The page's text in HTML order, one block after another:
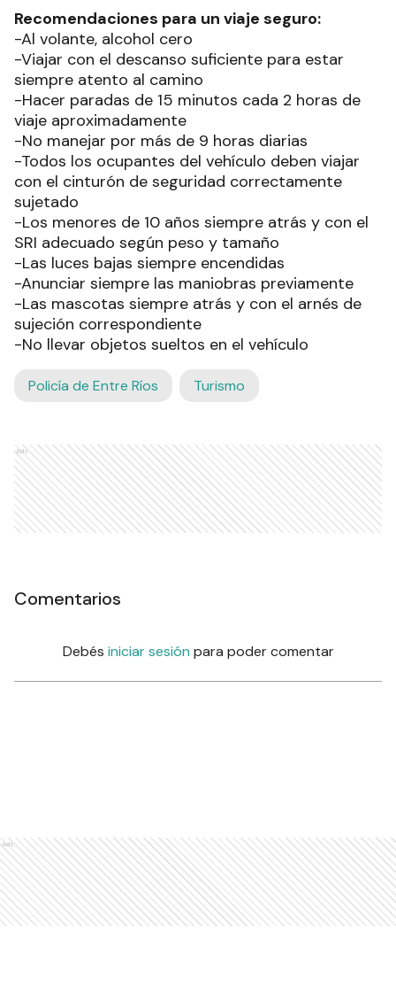
Recomendaciones para un viaje seguro:
-Al volante, alcohol cero
-Viajar con el descanso suficiente para estar
siempre atento al camino
-Hacer paradas de 15 minutos cada 2 horas de
viaje aproximadamente
-No manejar por más de 9 horas diarias
-Todos los ocupantes del vehículo deben viajar
con el cinturón de seguridad correctamente
sujetado
-Los menores de 10 años siempre atrás y con el
SRI adecuado según peso y tamaño
-Las luces bajas siempre encendidas
-Anunciar siempre las maniobras previamente
-Las mascotas siempre atrás y con el arnés de
sujeción correspondiente
-No llevar objetos sueltos en el vehículo
Policía de Entre Ríos Turismo
Ads
Comentarios
Debés iniciar sesión para poder comentar
Ads